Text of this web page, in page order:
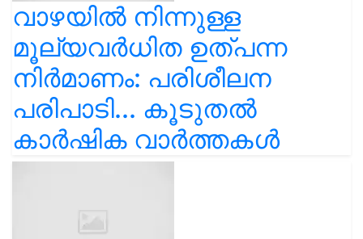
വാഴയിൽ നിന്നുള്ള
മൂല്യവർധിത ഉത്പന്ന
നിർമാണം: പരിശീലന
പരിപാടി... കൂടുതൽ
കാർഷിക വാർത്തകൾ